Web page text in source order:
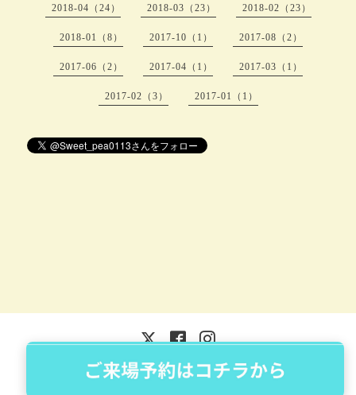
2018-04（24） 2018-03（23） 2018-02（23）
2018-01（8） 2017-10（1） 2017-08（2）
2017-06（2） 2017-04（1） 2017-03（1）
2017-02（3） 2017-01（1）
株式会社MIHOUSAI (振袖店 Sweet pea). All Rights